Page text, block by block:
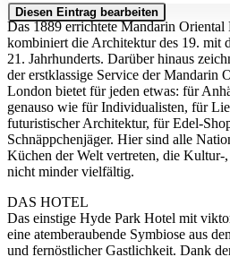
Diesen Eintrag bearbeiten
Das 1889 errichtete Mandarin
kombiniert die Architektur des 19. mit
21. Jahrhunderts. Darüber hinaus
der erstklassige Service der Mandarin
London bietet für jeden etwas: für
genauso wie für Individualisten, für
futuristischer Architektur, für Edel-
Schnäppchenjäger. Hier sind alle
Küchen der Welt vertreten, die Kultur-
nicht minder vielfältig.
DAS HOTEL
Das einstige Hyde Park Hotel mit
eine atemberaubende Symbiose aus
und fernöstlicher Gastlichkeit. Dank